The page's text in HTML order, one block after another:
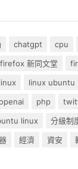
chatgpt cpu
firefox 新同文堂
linux linux ubuntu
php
linux 分級制
經濟 資安